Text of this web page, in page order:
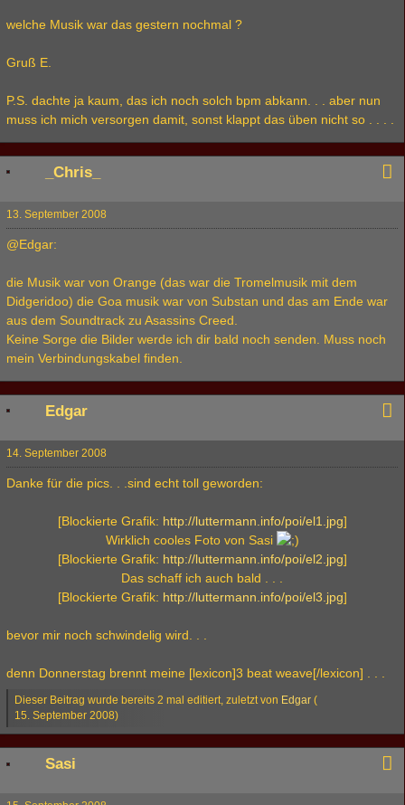
welche Musik war das gestern nochmal ?
Gruß E.
P.S. dachte ja kaum, das ich noch solch bpm abkann. . . aber nun
muss ich mich versorgen damit, sonst klappt das üben nicht so . . . .
_Chris_
13. September 2008
@Edgar:
die Musik war von Orange (das war die Tromelmusik mit dem
Didgeridoo) die Goa musik war von Substan und das am Ende war
aus dem Soundtrack zu Asassins Creed.
Keine Sorge die Bilder werde ich dir bald noch senden. Muss noch
mein Verbindungskabel finden.
Edgar
14. September 2008
Danke für die pics. . .sind echt toll geworden:
[Blockierte Grafik: http://luttermann.info/poi/el1.jpg]
Wirklich cooles Foto von Sasi
[Blockierte Grafik: http://luttermann.info/poi/el2.jpg]
Das schaff ich auch bald . . .
[Blockierte Grafik: http://luttermann.info/poi/el3.jpg]
bevor mir noch schwindelig wird. . .
denn Donnerstag brennt meine [lexicon]3 beat weave[/lexicon] . . .
Dieser Beitrag wurde bereits 2 mal editiert, zuletzt von Edgar (
15. September 2008)
Sasi